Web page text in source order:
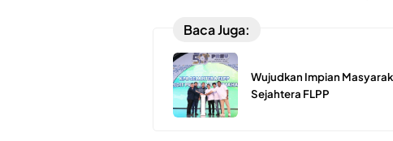
Baca Juga:
Wujudkan Impian
Sejahtera FLPP